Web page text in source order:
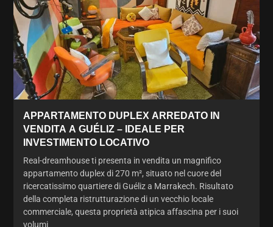
APPARTAMENTO DUPLEX ARREDATO IN
VENDITA A GUÉLIZ – IDEALE PER
INVESTIMENTO LOCATIVO
Real-dreamhouse ti presenta in vendita un magnifico
appartamento duplex di 270 m², situato nel cuore del
ricercatissimo quartiere di Guéliz a Marrakech. Risultato
della completa ristrutturazione di un vecchio locale
commerciale, questa proprietà atipica affascina per i suoi
volumi